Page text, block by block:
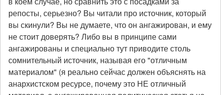
репосты, серьезно? Вы читали про источник, который
вы скинули? Вы не думаете, что он ангажирован, и ему
не стоит доверять? Либо вы в принципе сами
ангажированы и специально тут приводите столь
сомнительный источник, называя его "отличным
материалом" (я реально сейчас должен объяснять на
анархистском ресурсе, почему это НЕ отличный